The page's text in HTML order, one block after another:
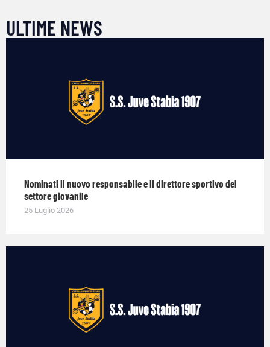
ULTIME NEWS
Nominati il nuovo responsabile e il direttore sportivo del
settore giovanile
25 Luglio 2026